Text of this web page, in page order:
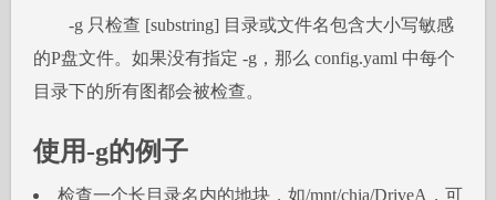
-g 只检查 [substring] 目录或文件名包含大小写敏感
的P盘文件。如果没有指定 -g，那么 config.yaml 中每个
目录下的所有图都会被检查。
使用-g的例子
检查一个长目录名内的地块，如/mnt/chia/DriveA，可